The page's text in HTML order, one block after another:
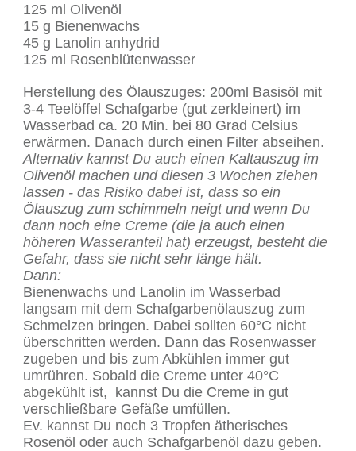
125 ml Olivenöl
15 g Bienenwachs
45 g Lanolin anhydrid
125 ml Rosenblütenwasser
Herstellung des Ölauszuges: 200ml Basisöl mit
3-4 Teelöffel Schafgarbe (gut zerkleinert) im
Wasserbad ca. 20 Min. bei 80 Grad Celsius
erwärmen. Danach durch einen Filter abseihen.
Alternativ kannst Du auch einen Kaltauszug im
Olivenöl machen und diesen 3 Wochen ziehen
lassen - das Risiko dabei ist, dass so ein
Ölauszug zum schimmeln neigt und wenn Du
dann noch eine Creme (die ja auch einen
höheren Wasseranteil hat) erzeugst, besteht die
Gefahr, dass sie nicht sehr länge hält.
Dann:
Bienenwachs und Lanolin im Wasserbad
langsam mit dem Schafgarbenölauszug zum
Schmelzen bringen. Dabei sollten 60°C nicht
überschritten werden. Dann das Rosenwasser
zugeben und bis zum Abkühlen immer gut
umrühren. Sobald die Creme unter 40°C
abgekühlt ist, kannst Du die Creme in gut
verschließbare Gefäße umfüllen.
Ev. kannst Du noch 3 Tropfen ätherisches
Rosenöl oder auch Schafgarbenöl dazu geben.